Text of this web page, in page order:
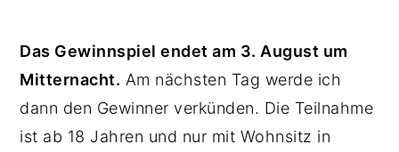
Das Gewinnspiel endet am 3. August um
Mitternacht. Am nächsten Tag werde ich
dann den Gewinner verkünden. Die Teilnahme
ist ab 18 Jahren und nur mit Wohnsitz in